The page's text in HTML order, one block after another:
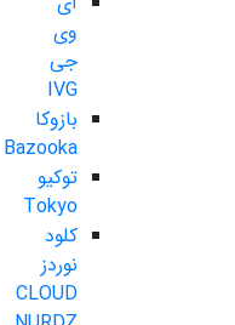
وی
جی
IVG
بازوکا
Bazooka
توکیو
Tokyo
کلود
نوردز
CLOUD